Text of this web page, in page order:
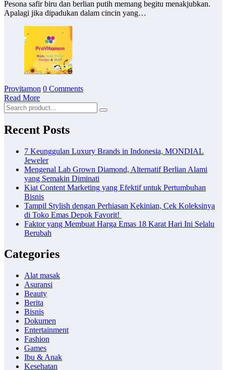
Pesona safir biru dan berlian putih memang begitu menakjubkan.
Apalagi jika dipadukan dalam cincin yang…
Provitamon 0 Comments
Read More
Recent Posts
7 Keunggulan Luxury Brands in Indonesia, MONDIAL
Jeweler
Mengenal Lab Grown Diamond, Alternatif Berlian Alami
yang Semakin Diminati
Kiat Content Marketing yang Efektif untuk Pertumbuhan
Bisnis
Tampil Stylish dengan Perhiasan Kekinian, Cek Koleksinya
di Toko Emas Depok Favorit!
Faktor yang Membuat Harga Emas 18 Karat Hari Ini Selalu
Berubah
Categories
Alat masak
Asuransi
Beauty
Berita
Bisnis
Dokumen
Entertainment
Fashion
Games
Ibu & Anak
Kesehatan